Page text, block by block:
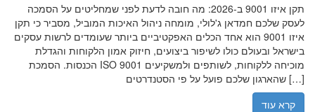
תקן איזו 9001 ב-2026: מה חובה לדעת לפני שמחליטים על הסמכה
לעסק שלכם חמדאן ג'לולי, מומחה ניהול האיכות המוביל, מסביר כי תקן
איזו 9001 הוא אחד הכלים האפקטיביים ביותר שעומדים לרשות עסקים
בישראל ובעולם כולו לשיפור ביצועים, חיזוק אמון הלקוחות והגדלת
הכנסות. הסמכת ISO 9001 מוכיחה ללקוחות, לשותפים ולמשקיעים
שהארגון שלכם פועל על פי הסטנדרטים […]
קרא עוד